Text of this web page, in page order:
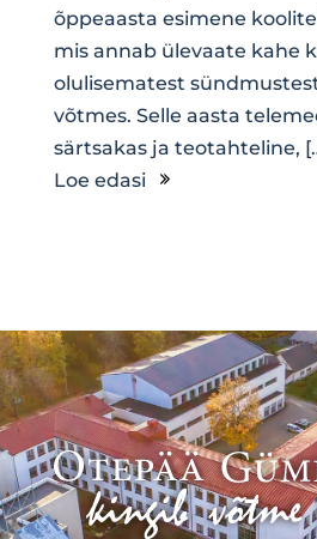
õppeaasta esimene
mis annab ülevaate kahe
olulisematest
võtmes. Selle aasta
särtsakas ja teotahteline,
Loe edasi